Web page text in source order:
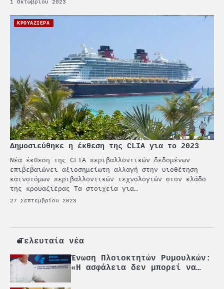
1 Οκτωβρίου 2023
ΚΡΟΥΑΖΙΕΡΑ
Δημοσιεύθηκε η έκθεση της CLIA για το 2023
Νέα έκθεση της CLIA περιβαλλοντικών δεδομένων
επιβεβαιώνει αξιοσημείωτη αλλαγή στην υιοθέτηση
καινοτόμων περιβαλλοντικών τεχνολογιών στον κλάδο
της κρουαζιέρας Τα στοιχεία για…
27 Σεπτεμβρίου 2023
Τελευταία νέα
4
«Η ασφάλεια δεν μπορεί να
αποτελεί αντικείμενο
πολιτικών συμβιβασμών»
Πανεπιστήμιο Αιγαίου:
Πρωτοποριακό ναυτιλιακό
strategic debate
1
O Sir Στέλιου Χατζηιωάννου
επίτημος δημότης Σπετσών
2
PCT: Διπλή διάκριση για την
υπεύθυνη ανάπτυξη και τη
βιώσιμη επιχειρηματικότητα
στρατηγική αυτονομία περνά
μέσα από τη ναυτιλία
Ένωση Πλοιοκτητών Ρυμουλκών:
«Η ασφάλεια δεν μπορεί να